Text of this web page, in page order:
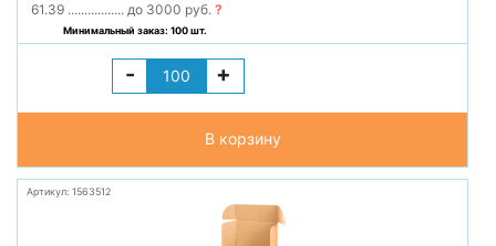
61.39 ................. до 3000 руб.?
Минимальный заказ: 100 шт.
- +
В корзину
Артикул: 1563512